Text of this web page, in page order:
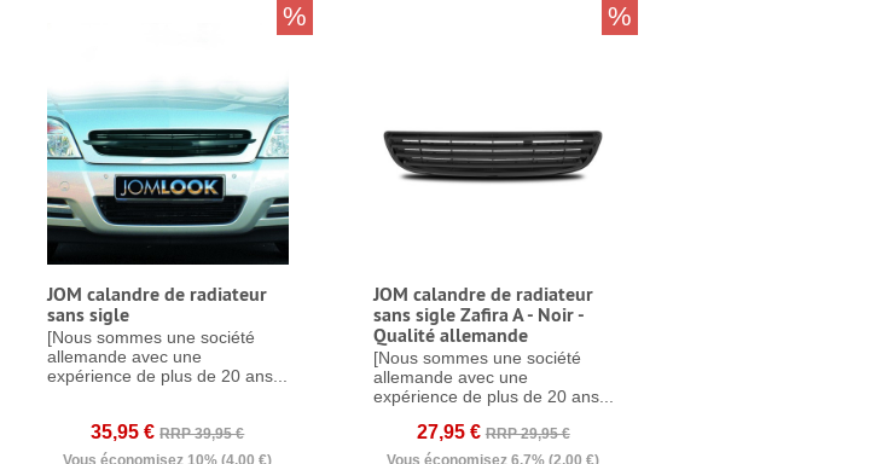
JOM calandre de radiateur
sans sigle
[Nous sommes une société
allemande avec une
expérience de plus de 20 ans...
35,95 € RRP 39,95 €
Vous économisez 10% (4,00 €)
%
JOM calandre de radiateur
sans sigle Zafira A - Noir -
Qualité allemande
[Nous sommes une société
allemande avec une
expérience de plus de 20 ans...
27,95 € RRP 29,95 €
Vous économisez 6.7% (2,00 €)
%